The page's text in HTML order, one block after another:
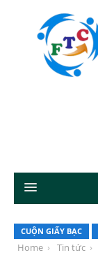
CUỘN GIẤY BẠC
Home Tin tức